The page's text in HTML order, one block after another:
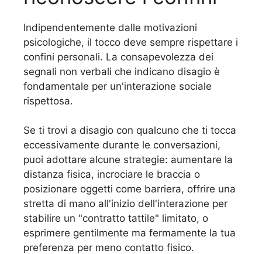
Indipendentemente dalle motivazioni
psicologiche, il tocco deve sempre rispettare i
confini personali. La consapevolezza dei
segnali non verbali che indicano disagio è
fondamentale per un'interazione sociale
rispettosa.
Se ti trovi a disagio con qualcuno che ti tocca
eccessivamente durante le conversazioni,
puoi adottare alcune strategie: aumentare la
distanza fisica, incrociare le braccia o
posizionare oggetti come barriera, offrire una
stretta di mano all'inizio dell'interazione per
stabilire un "contratto tattile" limitato, o
esprimere gentilmente ma fermamente la tua
preferenza per meno contatto fisico.